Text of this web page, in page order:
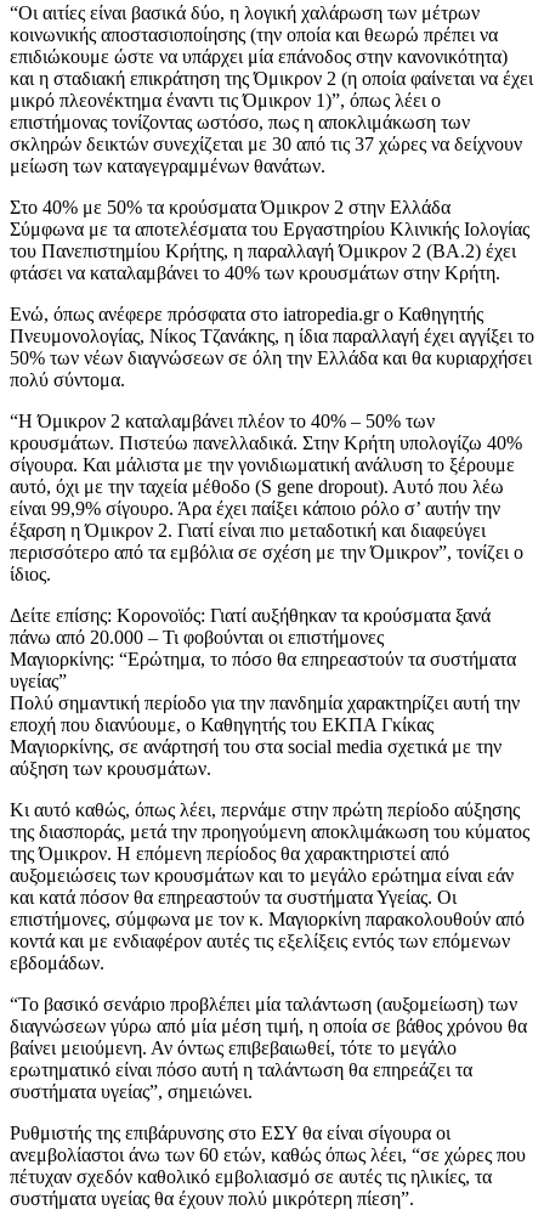
“Οι αιτίες είναι βασικά δύο, η λογική χαλάρωση των μέτρων
κοινωνικής αποστασιοποίησης (την οποία και θεωρώ πρέπει να
επιδιώκουμε ώστε να υπάρχει μία επάνοδος στην κανονικότητα)
και η σταδιακή επικράτηση της Όμικρον 2 (η οποία φαίνεται να έχει
μικρό πλεονέκτημα έναντι τις Όμικρον 1)”, όπως λέει ο
επιστήμονας τονίζοντας ωστόσο, πως η αποκλιμάκωση των
σκληρών δεικτών συνεχίζεται με 30 από τις 37 χώρες να δείχνουν
μείωση των καταγεγραμμένων θανάτων.
Στο 40% με 50% τα κρούσματα Όμικρον 2 στην Ελλάδα
Σύμφωνα με τα αποτελέσματα του Εργαστηρίου Κλινικής Ιολογίας
του Πανεπιστημίου Κρήτης, η παραλλαγή Όμικρον 2 (ΒΑ.2) έχει
φτάσει να καταλαμβάνει το 40% των κρουσμάτων στην Κρήτη.
Ενώ, όπως ανέφερε πρόσφατα στο iatropedia.gr ο Καθηγητής
Πνευμονολογίας, Νίκος Τζανάκης, η ίδια παραλλαγή έχει αγγίξει το
50% των νέων διαγνώσεων σε όλη την Ελλάδα και θα κυριαρχήσει
πολύ σύντομα.
“Η Όμικρον 2 καταλαμβάνει πλέον το 40% – 50% των
κρουσμάτων. Πιστεύω πανελλαδικά. Στην Κρήτη υπολογίζω 40%
σίγουρα. Και μάλιστα με την γονιδιωματική ανάλυση το ξέρουμε
αυτό, όχι με την ταχεία μέθοδο (S gene dropout). Αυτό που λέω
είναι 99,9% σίγουρο. Άρα έχει παίξει κάποιο ρόλο σ’ αυτήν την
έξαρση η Όμικρον 2. Γιατί είναι πιο μεταδοτική και διαφεύγει
περισσότερο από τα εμβόλια σε σχέση με την Όμικρον”, τονίζει ο
ίδιος.
Δείτε επίσης: Κορονοϊός: Γιατί αυξήθηκαν τα κρούσματα ξανά
πάνω από 20.000 – Τι φοβούνται οι επιστήμονες
Μαγιορκίνης: “Ερώτημα, το πόσο θα επηρεαστούν τα συστήματα
υγείας”
Πολύ σημαντική περίοδο για την πανδημία χαρακτηρίζει αυτή την
εποχή που διανύουμε, ο Καθηγητής του ΕΚΠΑ Γκίκας
Μαγιορκίνης, σε ανάρτησή του στα social media σχετικά με την
αύξηση των κρουσμάτων.
Κι αυτό καθώς, όπως λέει, περνάμε στην πρώτη περίοδο αύξησης
της διασποράς, μετά την προηγούμενη αποκλιμάκωση του κύματος
της Όμικρον. Η επόμενη περίοδος θα χαρακτηριστεί από
αυξομειώσεις των κρουσμάτων και το μεγάλο ερώτημα είναι εάν
και κατά πόσον θα επηρεαστούν τα συστήματα Υγείας. Οι
επιστήμονες, σύμφωνα με τον κ. Μαγιορκίνη παρακολουθούν από
κοντά και με ενδιαφέρον αυτές τις εξελίξεις εντός των επόμενων
εβδομάδων.
“Το βασικό σενάριο προβλέπει μία ταλάντωση (αυξομείωση) των
διαγνώσεων γύρω από μία μέση τιμή, η οποία σε βάθος χρόνου θα
βαίνει μειούμενη. Αν όντως επιβεβαιωθεί, τότε το μεγάλο
ερωτηματικό είναι πόσο αυτή η ταλάντωση θα επηρεάζει τα
συστήματα υγείας”, σημειώνει.
Ρυθμιστής της επιβάρυνσης στο ΕΣΥ θα είναι σίγουρα οι
ανεμβολίαστοι άνω των 60 ετών, καθώς όπως λέει, “σε χώρες που
πέτυχαν σχεδόν καθολικό εμβολιασμό σε αυτές τις ηλικίες, τα
συστήματα υγείας θα έχουν πολύ μικρότερη πίεση”.